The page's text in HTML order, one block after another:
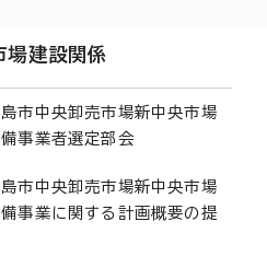
場建設関係
市中央卸売市場新中央市場
事業者選定部会
市中央卸売市場新中央市場
事業に関する計画概要の提